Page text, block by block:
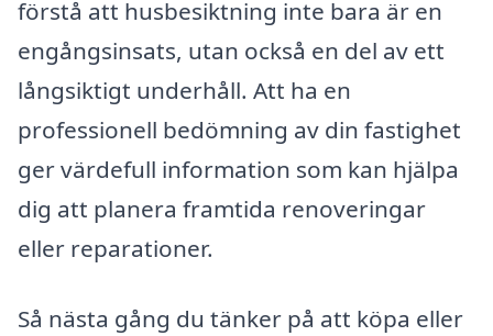
förstå att husbesiktning inte bara är en
engångsinsats, utan också en del av ett
långsiktigt underhåll. Att ha en
professionell bedömning av din fastighet
ger värdefull information som kan hjälpa
dig att planera framtida renoveringar
eller reparationer.
Så nästa gång du tänker på att köpa eller